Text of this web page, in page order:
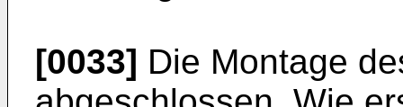
[0033] Die Montage